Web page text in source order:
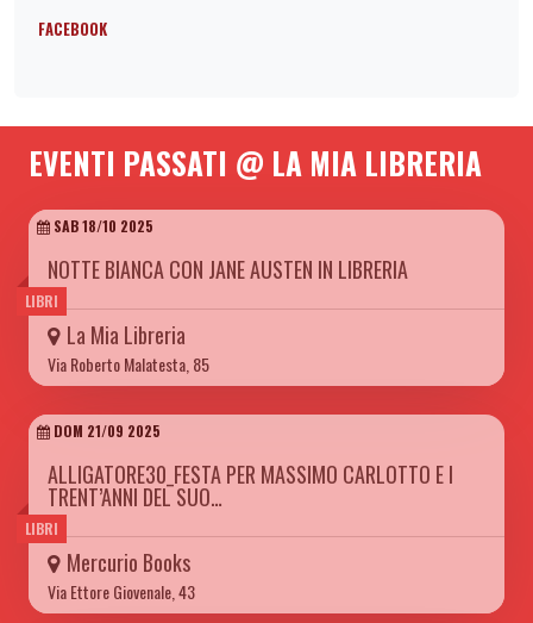
FACEBOOK
EVENTI PASSATI @ LA MIA LIBRERIA
LIBRI
SAB 18/10 2025
NOTTE BIANCA CON JANE AUSTEN IN LIBRERIA
La Mia Libreria
Via Roberto Malatesta, 85
LIBRI
DOM 21/09 2025
ALLIGATORE30_FESTA PER MASSIMO CARLOTTO E I
TRENT’ANNI DEL SUO…
Mercurio Books
Via Ettore Giovenale, 43